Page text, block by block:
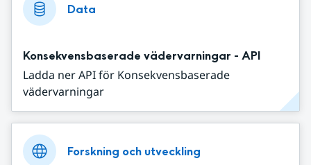
Data
Konsekvensbaserade vädervarningar - API
Ladda ner API för Konsekvensbaserade
vädervarningar
Forskning och utveckling